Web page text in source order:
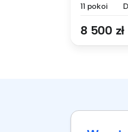
11 pokoi
8 500 zł